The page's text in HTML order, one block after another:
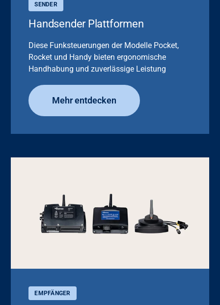
SENDER
Handsender Plattformen
Diese Funksteuerungen der Modelle Pocket,
Rocket und Handy bieten ergonomische
Handhabung und zuverlässige Leistung
Mehr entdecken
EMPFÄNGER